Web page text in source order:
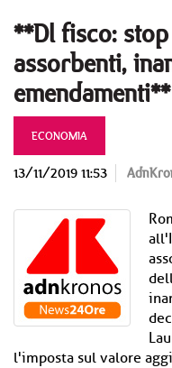
**Dl fisco:
assorbenti,
emendamenti**
ECONOMIA
13/11/2019 11:53
l'imposta sul valore